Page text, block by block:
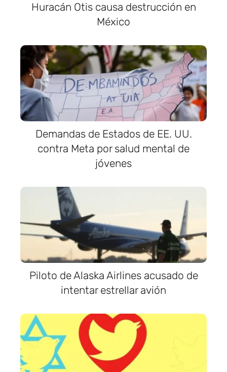
Huracán Otis causa destrucción en
México
Demandas de Estados de EE. UU.
contra Meta por salud mental de
jóvenes
Piloto de Alaska Airlines acusado de
intentar estrellar avión